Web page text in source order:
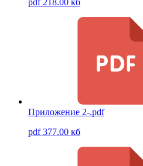
pdf 218.00 кб
Приложение 2-.pdf
pdf 377.00 кб